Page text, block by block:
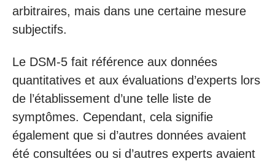
arbitraires, mais dans une certaine mesure
subjectifs.
Le DSM-5 fait référence aux données
quantitatives et aux évaluations d’experts lors
de l’établissement d’une telle liste de
symptômes. Cependant, cela signifie
également que si d’autres données avaient
été consultées ou si d’autres experts avaient